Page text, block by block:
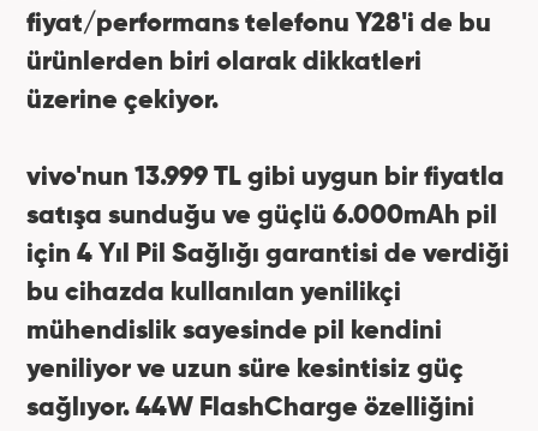
fiyat/performans telefonu Y28'i de bu
ürünlerden biri olarak dikkatleri
üzerine çekiyor.
vivo'nun 13.999 TL gibi uygun bir fiyatla
satışa sunduğu ve güçlü 6.000mAh pil
için 4 Yıl Pil Sağlığı garantisi de verdiği
bu cihazda kullanılan yenilikçi
mühendislik sayesinde pil kendini
yeniliyor ve uzun süre kesintisiz güç
sağlıyor. 44W FlashCharge özelliğini